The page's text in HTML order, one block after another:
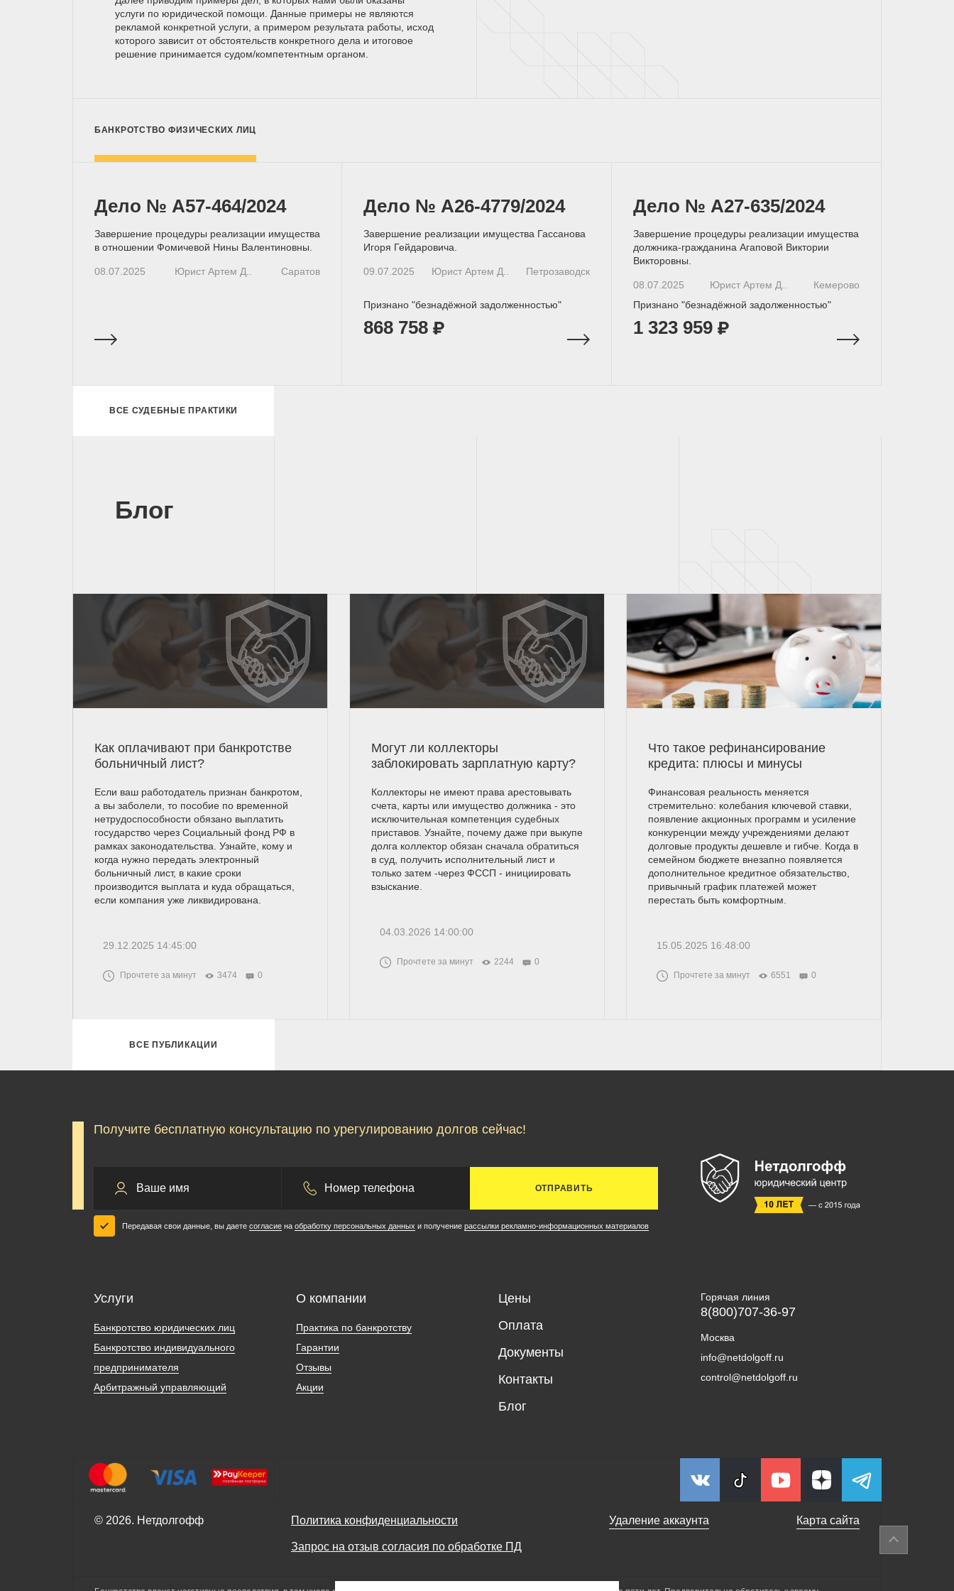
услуги по юридической помощи. Данные примеры не являются
рекламой конкретной услуги, а примером результата работы, исход
которого зависит от обстоятельств конкретного дела и итоговое
решение принимается судом/компетентным органом.
БАНКРОТСТВО ФИЗИЧЕСКИХ ЛИЦ
Дело № А57-464/2024
Завершение процедуры реализации имущества
в отношении Фомичевой Нины Валентиновны.
08.07.2025 Юрист Артем Д.. Саратов
Дело № А26-4779/2024
Завершение реализации имущества Гассанова
Игоря Гейдаровича.
09.07.2025 Юрист Артем Д.. Петрозаводск
Признано "безнадёжной задолженностью"
868 758
Дело № А27-635/2024
Завершение процедуры реализации имущества
должника-гражданина Агаповой Виктории
Викторовны.
08.07.2025 Юрист Артем Д..
Кемерово
Признано "безнадёжной задолженностью"
1 323 959
ВСЕ СУДЕБНЫЕ ПРАКТИКИ
Блог
Как оплачивают при банкротстве
больничный лист?
Если ваш работодатель признан банкротом,
а вы заболели, то пособие по временной
нетрудоспособности обязано выплатить
государство через Социальный фонд РФ в
рамках законодательства. Узнайте, кому и
когда нужно передать электронный
больничный лист, в какие сроки
производится выплата и куда обращаться,
если компания уже ликвидирована.
29.12.2025 14:45:00
Прочтете за минут 3474 0
Могут ли коллекторы
заблокировать зарплатную карту?
Коллекторы не имеют права арестовывать
счета, карты или имущество должника - это
исключительная компетенция судебных
приставов. Узнайте, почему даже при выкупе
долга коллектор обязан сначала обратиться
в суд, получить исполнительный лист и
только затем -через ФССП - инициировать
взыскание.
04.03.2026 14:00:00
Прочтете за минут 2244 0
Что такое рефинансирование
кредита: плюсы и минусы
Финансовая реальность меняется
стремительно: колебания ключевой ставки,
появление акционных программ и усиление
конкуренции между учреждениями делают
долговые продукты дешевле и гибче. Когда в
семейном бюджете внезапно появляется
дополнительное кредитное обязательство,
привычный график платежей может
перестать быть комфортным.
15.05.2025 16:48:00
Прочтете за минут 6551 0
ВСЕ ПУБЛИКАЦИИ
Получите бесплатную консультацию по урегулированию долгов сейчас!
ОТПРАВИТЬ
Передавая свои данные, вы даете согласие на обработку персональных данных и получение рассылки рекламно-информационных материалов
Услуги
Банкротство юридических лиц
Банкротство индивидуального
предпринимателя
Арбитражный управляющий
О компании
Практика по банкротству
Гарантии
Отзывы
Акции
Цены
Оплата
Документы
Контакты
Блог
Горячая линия
8(800)707-36-97
Москва
info@netdolgoff.ru
control@netdolgoff.ru
© 2026. Нетдолгофф Политика конфиденциальности
Запрос на отзыв согласия по обработке ПД
Удаление аккаунта Карта сайта